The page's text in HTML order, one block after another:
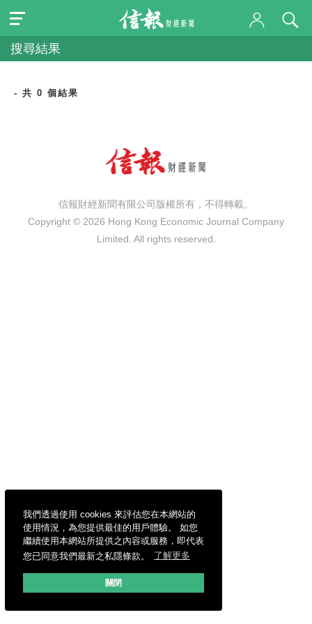
我們透過使用 cookies 來評估您在本網站的
使用情況，為您提供最佳的用戶體驗。 如您
繼續使用本網站所提供之內容或服務，即代表
您已同意我們最新之私隱條款。
了解更多
關閉
搜尋結果
- 共 0 個結果
信報財經新聞有限公司版權所有，不得轉載。
Copyright © 2026 Hong Kong Economic Journal Company
Limited. All rights reserved.